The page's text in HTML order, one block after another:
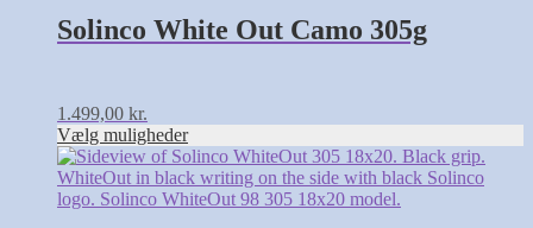
Solinco White Out Camo 305g
1.499,00 kr.
Vælg muligheder
varianter.
Mulighederne
på
varesiden
Dette
vare
har